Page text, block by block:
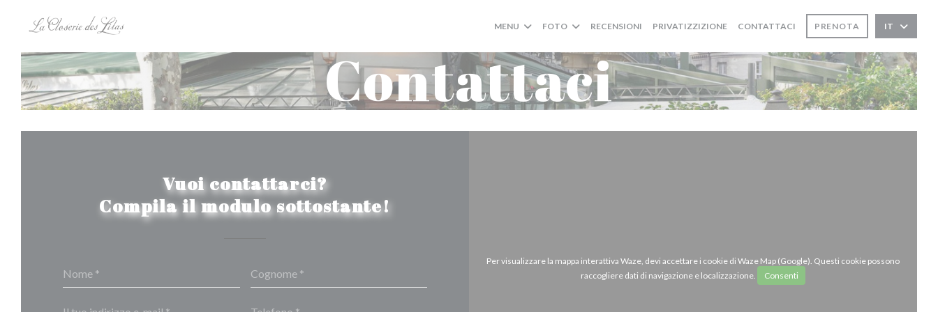
MENU FOTO RECENSIONI PRIVATIZZIZIONE CONTATTACI PRENOTA IT
Contattaci
Vuoi contattarci?
Compila il modulo sottostante!
Per visualizzare la mappa interattiva Waze, devi accettare i cookie di Waze Map (Google). Questi cookie possono
raccogliere dati di navigazione e localizzazione.
Consenti